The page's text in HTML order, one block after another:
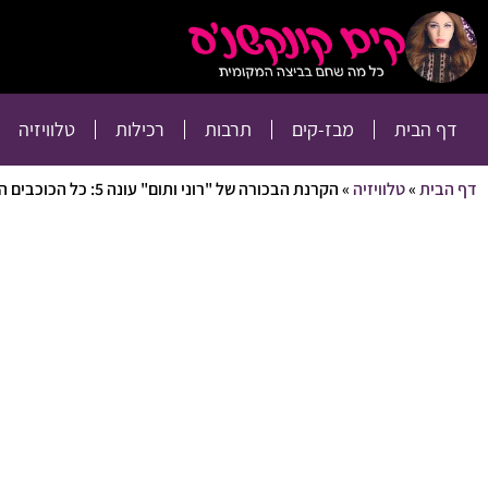
דף הבית מבז-קים תרבות רכילות טלוויזיה
דף הבית»טלוויזיה»הקרנת הבכורה של "רוני ותום" עונה 5: כל הכוכבים הגיעו